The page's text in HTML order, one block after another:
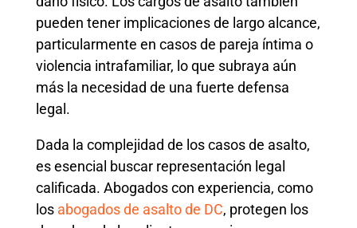
pueden tener implicaciones de largo alcance,
particularmente en casos de pareja íntima o
violencia intrafamiliar, lo que subraya aún
más la necesidad de una fuerte defensa
legal.
Dada la complejidad de los casos de asalto,
es esencial buscar representación legal
calificada. Abogados con experiencia, como
los abogados de asalto de DC, protegen los